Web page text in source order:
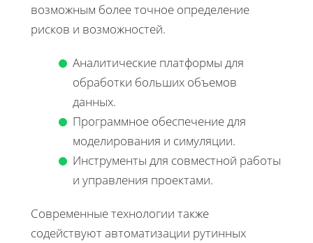
возможным более точное определение
рисков и возможностей.
Аналитические платформы для
обработки больших объемов
данных.
Программное обеспечение для
моделирования и симуляции.
Инструменты для совместной работы
и управления проектами.
Современные технологии также
содействуют автоматизации рутинных